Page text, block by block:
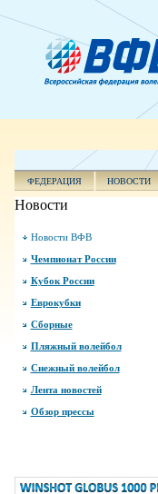
ФЕДЕРАЦИЯ НОВОСТИ
Новости
Новости ВФВ
Чемпионат России
Кубок России
Еврокубки
Сборные
Пляжный волейбол
Снежный волейбол
Лента новостей
Обзор прессы